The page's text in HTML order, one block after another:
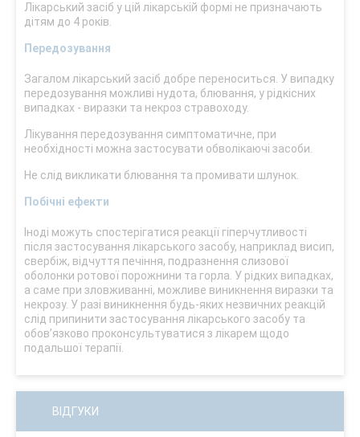
Лікарський засіб у цій лікарській формі не призначають
дітям до 4 років.
Передозування
Загалом лікарський засіб добре переноситься. У випадку
передозування можливі нудота, блювання, у рідкісних
випадках - виразки та некроз стравоходу.
Лікування передозування симптоматичне, при
необхідності можна застосувати обволікаючі засоби.
Не слід викликати блювання та промивати шлунок.
Побічні ефекти
Іноді можуть спостерігатися реакції гіперчутливості
після застосування лікарського засобу, наприклад висип,
свербіж, відчуття печіння, подразнення слизової
оболонки ротової порожнини та горла. У рідких випадках,
а саме при зловживанні, можливе виникнення виразки та
некрозу. У разі виникнення будь-яких незвичних реакцій
слід припинити застосування лікарського засобу та
обов’язково проконсультуватися з лікарем щодо
подальшої терапії.
ВІДГУКИ